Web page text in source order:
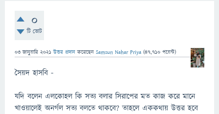
0
টি ভোট
03 জানুয়ারি 2021 উত্তর প্রদান করেছেন Samsun Nahar Priya (47,710 পয়েন্ট)
সৈয়দ হাসবি -
যদি বলেন এলকোহল কি সত্য বলার সিরাপের মত কাজ করে মানে
খাওয়ালেই অনর্গল সত্য বলতে থাকবে? তাহলে এককথায় উত্তর হবে